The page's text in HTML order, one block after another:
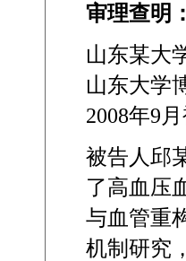
审理查明：
山东某大
山东大学
2008年9
被告人邱
了高血压
与血管重
机制研究，